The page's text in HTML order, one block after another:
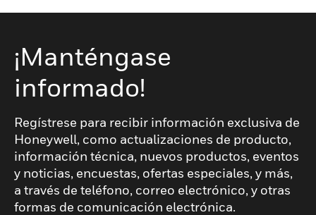
¡Manténgase
informado!
Regístrese para recibir información exclusiva de
Honeywell, como actualizaciones de producto,
información técnica, nuevos productos, eventos
y noticias, encuestas, ofertas especiales, y más,
a través de teléfono, correo electrónico, y otras
formas de comunicación electrónica.